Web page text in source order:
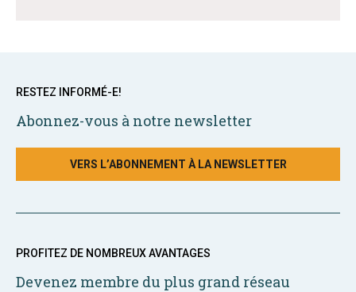
RESTEZ INFORMÉ-E!
Abonnez-vous à notre newsletter
VERS L’ABONNEMENT À LA NEWSLETTER
PROFITEZ DE NOMBREUX AVANTAGES
Devenez membre du plus grand réseau